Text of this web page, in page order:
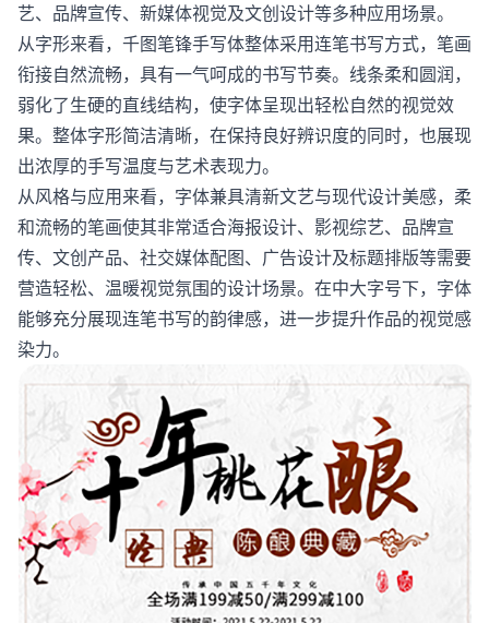
艺、品牌宣传、新媒体视觉及文创设计等多种应用场景。
从字形来看，千图笔锋手写体整体采用连笔书写方式，笔画
衔接自然流畅，具有一气呵成的书写节奏。线条柔和圆润，
弱化了生硬的直线结构，使字体呈现出轻松自然的视觉效
果。整体字形简洁清晰，在保持良好辨识度的同时，也展现
出浓厚的手写温度与艺术表现力。
从风格与应用来看，字体兼具清新文艺与现代设计美感，柔
和流畅的笔画使其非常适合海报设计、影视综艺、品牌宣
传、文创产品、社交媒体配图、广告设计及标题排版等需要
营造轻松、温暖视觉氛围的设计场景。在中大字号下，字体
能够充分展现连笔书写的韵律感，进一步提升作品的视觉感
染力。